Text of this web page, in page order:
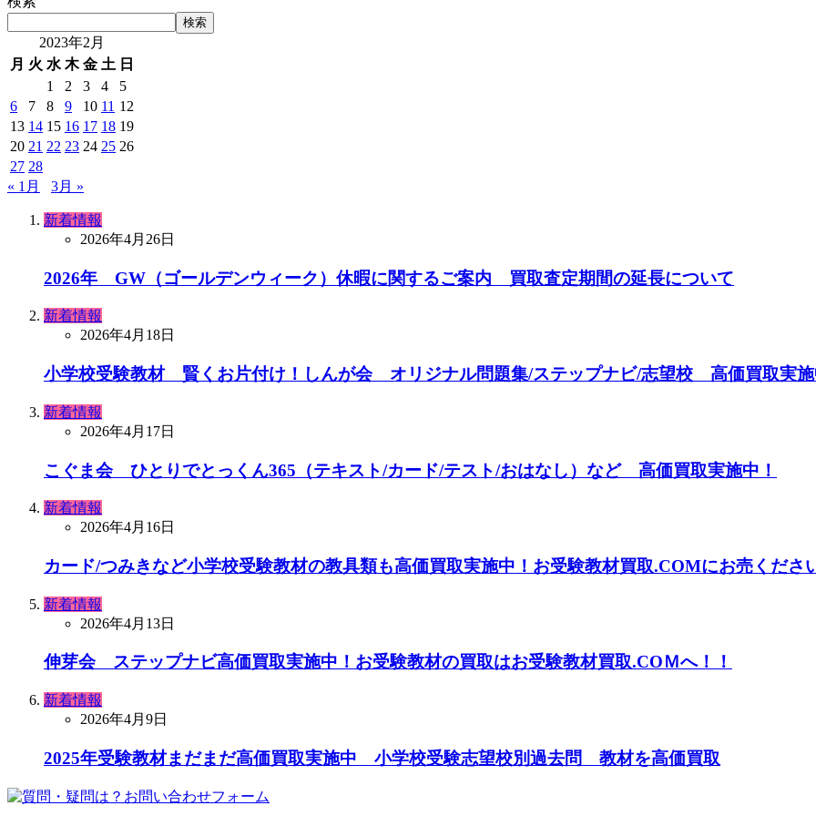
検索
2023年2月
月 火 水 木 金 土 日
1
2 3 4
5
6
7 8 9 10 11 12
13 14 15 16 17 18 19
20 21 22 23 24 25 26
27 28
« 1月
3月 »
新着情報
2026年4月26日
2026年 GW（ゴールデンウィーク）休暇に関するご案内 買取査定期間の延長について
新着情報
2026年4月18日
小学校受験教材 賢くお片付け！しんが会 オリジナル問題集/ステップナビ/志望校 高価買取実
新着情報
2026年4月17日
こぐま会 ひとりでとっくん365（テキスト/カード/テスト/おはなし）など 高価買取実施中！
新着情報
2026年4月16日
カード/つみきなど小学校受験教材の教具類も高価買取実施中！お受験教材買取.COMにお売くださ
新着情報
2026年4月13日
伸芽会 ステップナビ高価買取実施中！お受験教材の買取はお受験教材買取.COＭへ！！
新着情報
2026年4月9日
2025年受験教材まだまだ高価買取実施中 小学校受験志望校別過去問 教材を高価買取